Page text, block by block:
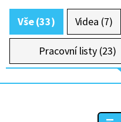
Vše (33) Videa (7)
Pracovní listy (23)